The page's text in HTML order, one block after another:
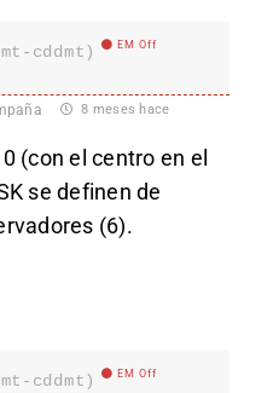
cddmt) EM Off
8 meses hace
(con el centro en el
se definen de
(6).
cddmt) EM Off